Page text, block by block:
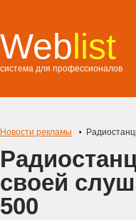
Weblist
система для профессионалов
Новости рекламы
своей
500